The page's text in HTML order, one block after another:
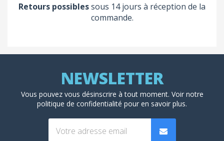
Retours possiblessous 14 jours à réception de la
commande.
Vous pouvez vous désinscrire à tout moment. Voir notre
politique de confidentialité pour en savoir plus.